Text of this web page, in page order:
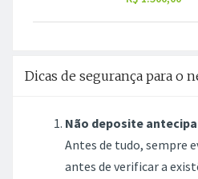
Dicas de segurança para o
Não deposite
Antes de tudo, sempre
antes de verificar a